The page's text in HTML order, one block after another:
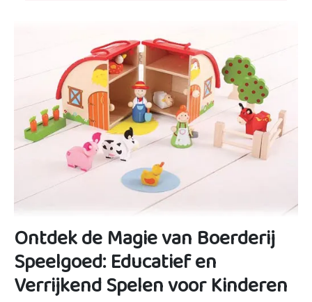
Ontdek de Magie van Boerderij
Speelgoed: Educatief en
Verrijkend Spelen voor Kinderen